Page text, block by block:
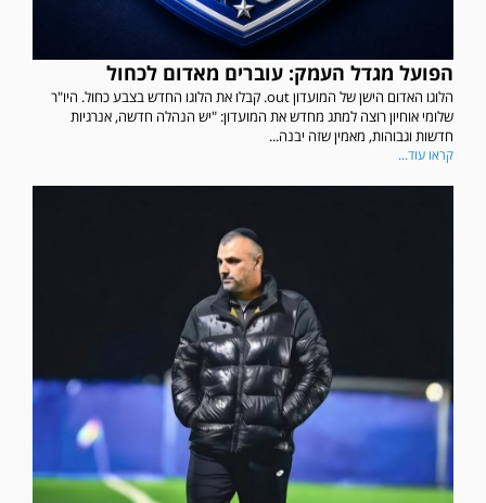
הפועל מגדל העמק: עוברים מאדום לכחול
הלוגו האדום הישן של המועדון out. קבלו את הלוגו החדש בצבע כחול. היו"ר
שלומי אוחיון רוצה למתג מחדש את המועדון: "יש הנהלה חדשה, אנרגיות
חדשות וגבוהות, מאמין שזה יבנה...
קראו עוד...